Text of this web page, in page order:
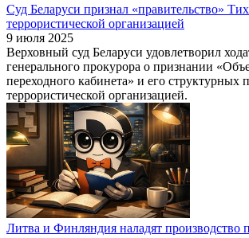
Суд Беларуси признал «правительство»
террористической организацией
9 июля 2025
Верховный суд Беларуси удовлетворил
генерального прокурора о признании
переходного кабинета» и его структурных
террористической организацией.
Литва и Финляндия наладят производство